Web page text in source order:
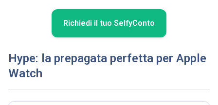
Richiedi il tuo SelfyConto
Hype: la prepagata perfetta per Apple
Watch